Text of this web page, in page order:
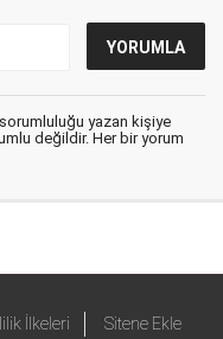
yazan kişiye
değildir. Her bir yorum
İlkeleri Sitene Ekle